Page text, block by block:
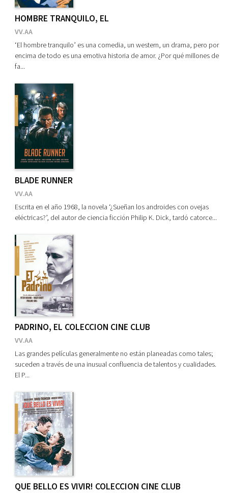
HOMBRE TRANQUILO, EL
VV.AA
‘El hombre tranquilo’ es una comedia, un western, un drama, pero por
encima de todo es una emotiva historia de amor. ¿Por qué millones de
fa...
BLADE RUNNER
VV.AA
Escrita en el año 1968, la novela ‘¿Sueñan los androides con ovejas
eléctricas?’, del autor de ciencia ficción Philip K. Dick, tardó catorce...
PADRINO, EL COLECCION CINE CLUB
VV.AA
Las grandes películas generalmente no están planeadas como tales;
suceden a través de una inusual confluencia de talentos y cualidades.
El P...
QUE BELLO ES VIVIR! COLECCION CINE CLUB